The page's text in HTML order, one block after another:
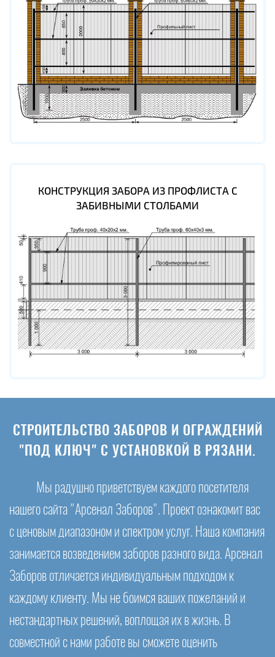
КОНСТРУКЦИЯ ЗАБОРА ИЗ ПРОФЛИСТА С
ЗАБИВНЫМИ СТОЛБАМИ
СТРОИТЕЛЬСТВО ЗАБОРОВ И ОГРАЖДЕНИЙ
"ПОД КЛЮЧ" С УСТАНОВКОЙ В РЯЗАНИ.
Мы радушно приветствуем каждого посетителя
нашего сайта "Арсенал Заборов". Проект ознакомит вас
с ценовым диапазоном и спектром услуг. Наша компания
занимается возведением заборов разного вида. Арсенал
Заборов отличается индивидуальным подходом к
каждому клиенту. Мы не боимся ваших пожеланий и
нестандартных решений, воплощая их в жизнь. В
совместной с нами работе вы сможете оценить